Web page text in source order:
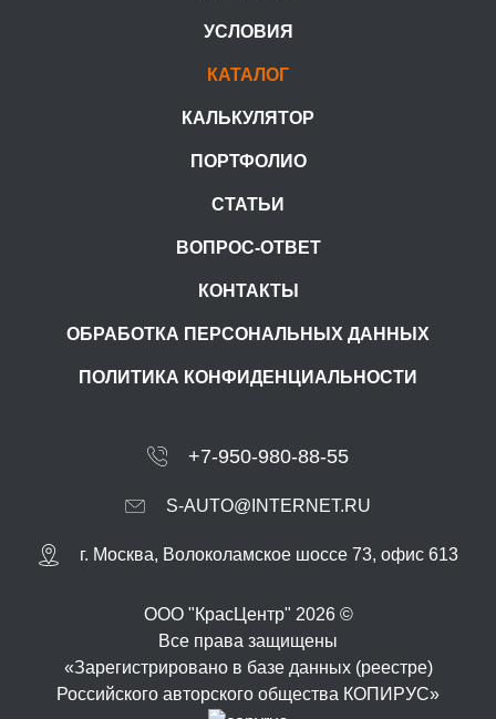
УСЛОВИЯ
КАТАЛОГ
КАЛЬКУЛЯТОР
ПОРТФОЛИО
СТАТЬИ
ВОПРОС-ОТВЕТ
КОНТАКТЫ
ОБРАБОТКА ПЕРСОНАЛЬНЫХ ДАННЫХ
ПОЛИТИКА КОНФИДЕНЦИАЛЬНОСТИ
+7-950-980-88-55
S-AUTO@INTERNET.RU
г. Москва, Волоколамское шоссе 73, офис 613
ООО "КрасЦентр" 2026 ©
Все права защищены
«Зарегистрировано в базе данных (реестре)
Российского авторского общества КОПИРУС»